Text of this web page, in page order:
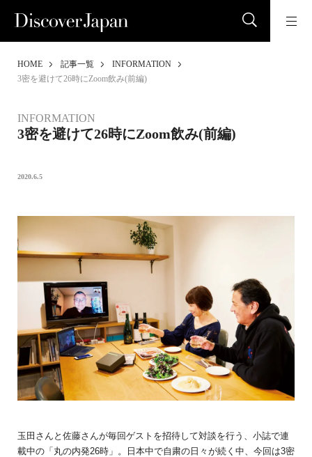
HOME 記事一覧
INFORMATION
3密を避けて26時にZoom飲み(前編)
INFORMATION
3密を避けて26時にZoom飲み(前編)
2020.6.5
玉田さんと佐藤さんが毎回ゲストを招待して対談を行う、小誌で連
載中の「丸の内発26時」。日本中で自粛の日々が続く中、今回は3密